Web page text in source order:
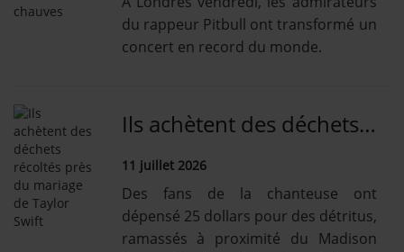
du rappeur Pitbull ont transformé un
concert en record du monde.
Ils achètent des déchets récoltés près du mariage de Taylor Swift
11 juillet 2026
Des fans de la chanteuse ont
dépensé 25 dollars pour des détritus,
ramassés à proximité du Madison